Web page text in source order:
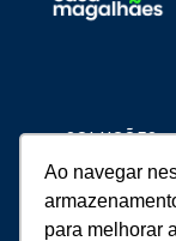
Ao navegar
para melhorar
SOLUÇÕES